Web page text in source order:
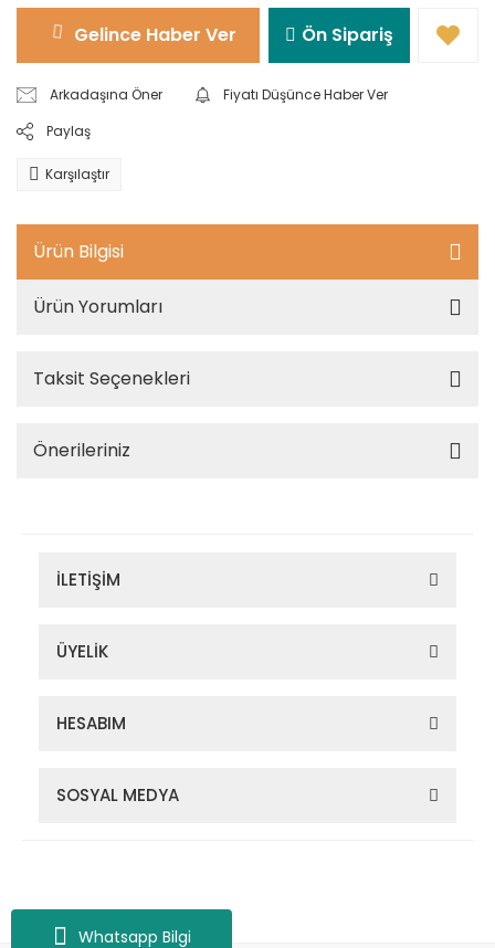
Whatsapp Bilgi
Gelince Haber Ver Ön Sipariş
Arkadaşına Öner
Fiyatı Düşünce Haber Ver
Paylaş
Karşılaştır
Ürün Bilgisi
Ürün Yorumları
Taksit Seçenekleri
Önerileriniz
İLETİŞİM
ÜYELİK
HESABIM
SOSYAL MEDYA